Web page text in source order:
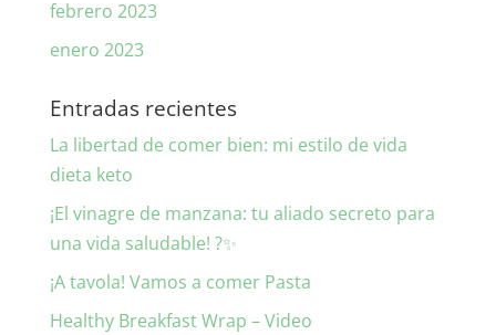
febrero 2023
enero 2023
Entradas recientes
La libertad de comer bien: mi estilo de vida
dieta keto
¡El vinagre de manzana: tu aliado secreto para
una vida saludable! ?✨
¡A tavola! Vamos a comer Pasta
Healthy Breakfast Wrap – Video